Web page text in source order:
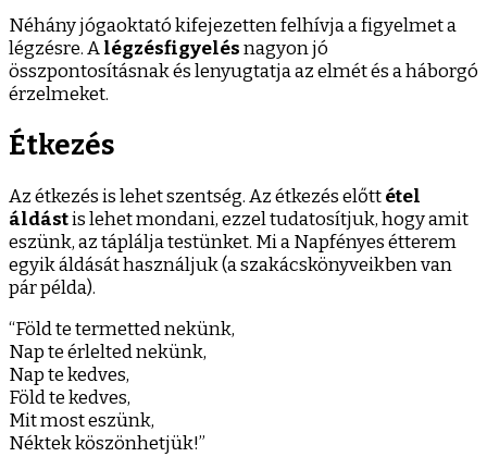
Néhány jógaoktató kifejezetten felhívja a figyelmet a
légzésre. Alégzésfigyelésnagyon jó
összpontosításnak és lenyugtatja az elmét és a háborgó
érzelmeket.
Étkezés
Az étkezés is lehet szentség. Az étkezés előttétel
áldástis lehet mondani, ezzel tudatosítjuk, hogy amit
eszünk, az táplálja testünket. Mi a Napfényes étterem
egyik áldását használjuk (a szakácskönyveikben van
pár példa).
“Föld te termetted nekünk,
Nap te érlelted nekünk,
Nap te kedves,
Föld te kedves,
Mit most eszünk,
Néktek köszönhetjük!”